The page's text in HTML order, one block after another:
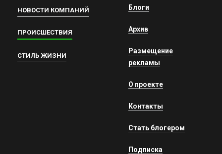
НОВОСТИ КОМПАНИЙ
ПРОИСШЕСТВИЯ
СТИЛЬ ЖИЗНИ
Блоги
Архив
Размещение
рекламы
О проекте
Контакты
Стать блогером
Подписка